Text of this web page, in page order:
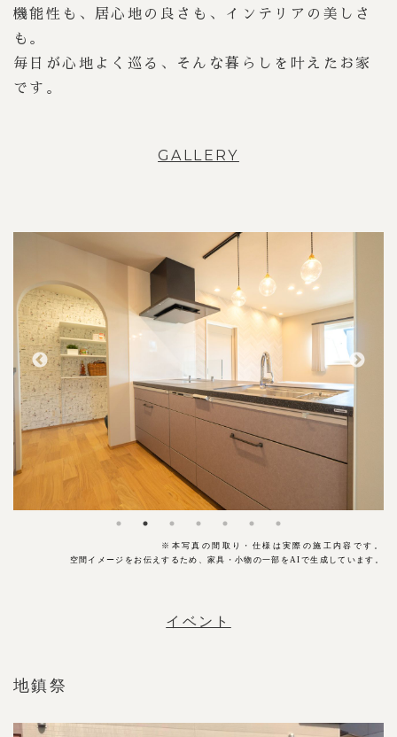
機能性も、居心地の良さも、インテリアの美しさ
も。
毎日が心地よく巡る、そんな暮らしを叶えたお家
です。
GALLERY
※本写真の 間取り・仕様は実際の施工内容です。
空間イメージをお伝えするため、家具・小物の一部をAIで生成しています。
イベント
地鎮祭